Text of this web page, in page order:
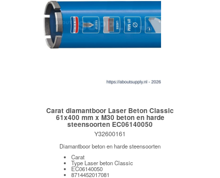
Carat diamantboor Laser Beton Classic
61x400 mm x M30 beton en harde
steensoorten EC06140050
Y32600161
Diamantboor beton en harde steensoorten
Carat
Type Laser beton Classic
EC06140050
8714452017081